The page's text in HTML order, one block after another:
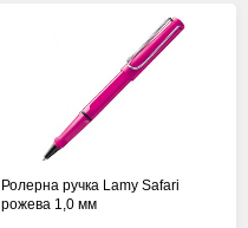
Ролерна ручка Lamy Safari
рожева 1,0 мм